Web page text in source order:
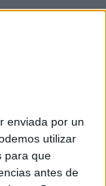
enviada por un
utilizar
para que
antes de